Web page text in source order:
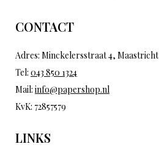
CONTACT
Adres: Minckelersstraat 4, Maastricht
Tel: 043 850 1324
Mail: info@papershop.nl
KvK: 72857579
LINKS